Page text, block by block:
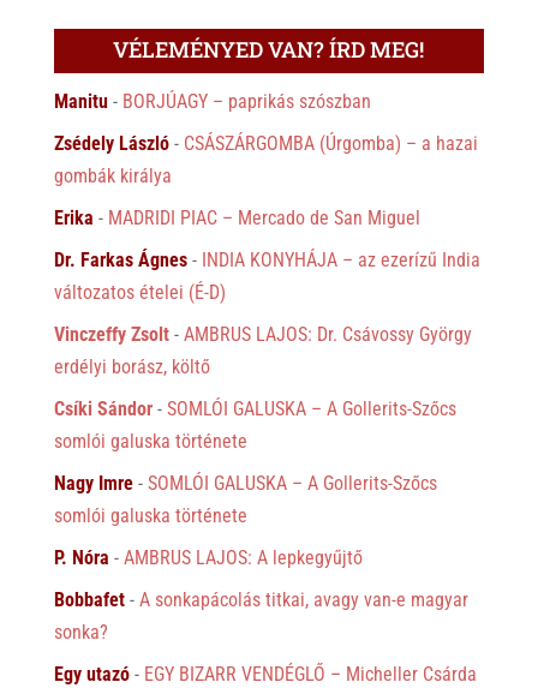
VÉLEMÉNYED VAN? ÍRD MEG!
Manitu- BORJÚAGY – paprikás szószban
Zsédely László- CSÁSZÁRGOMBA (Úrgomba) – a hazai
gombák királya
Erika - MADRIDI PIAC – Mercado de San Miguel
Dr. Farkas Ágnes- INDIA KONYHÁJA – az ezerízű India
változatos ételei (É-D)
Vinczeffy Zsolt- AMBRUS LAJOS: Dr. Csávossy György
erdélyi borász, költő
Csíki Sándor- SOMLÓI GALUSKA – A Gollerits-Szőcs
somlói galuska története
Nagy Imre- SOMLÓI GALUSKA – A Gollerits-Szőcs
somlói galuska története
P. Nóra - AMBRUS LAJOS: A lepkegyűjtő
Bobbafet- A sonkapácolás titkai, avagy van-e magyar
sonka?
Egy utazó- EGY BIZARR VENDÉGLŐ – Micheller Csárda